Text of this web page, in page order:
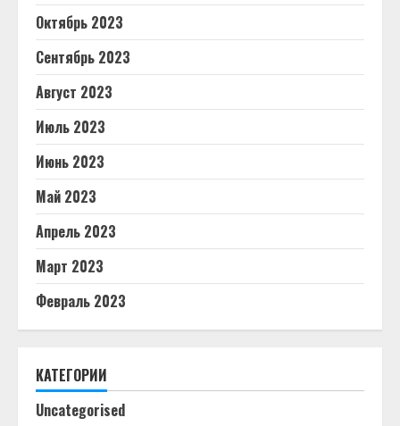
Октябрь 2023
Сентябрь 2023
Август 2023
Июль 2023
Июнь 2023
Май 2023
Апрель 2023
Март 2023
Февраль 2023
КАТЕГОРИИ
Uncategorised